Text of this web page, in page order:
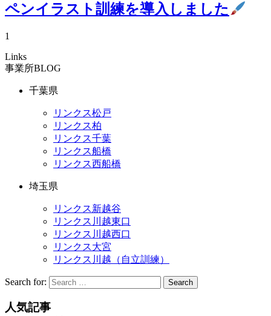
ペンイラスト訓練を導入しました
1
Links
事業所BLOG
千葉県
リンクス松戸
リンクス柏
リンクス千葉
リンクス船橋
リンクス西船橋
埼玉県
リンクス新越谷
リンクス川越東口
リンクス川越西口
リンクス大宮
リンクス川越（自立訓練）
Search for: Search
人気記事